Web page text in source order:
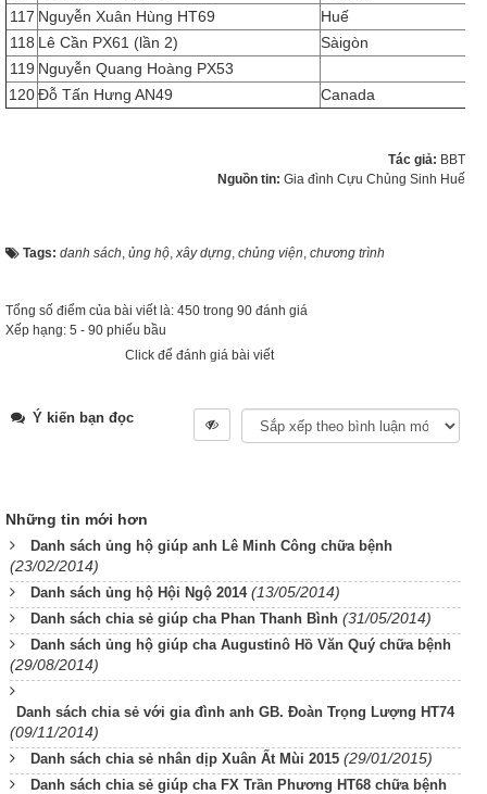
117 Nguyễn Xuân Hùng HT69
Huế
118 Lê Cần PX61 (lần 2)
Sàigòn
119 Nguyễn Quang Hoàng PX53
120Đỗ Tấn Hưng AN49 Canada
Tác giả: BBT
Nguồn tin: Gia đình Cựu Chủng Sinh Huế
Tags: danh sách, ủng hộ,xây dựng, chủng viện, chương trình
Tổng số điểm của bài viết là: 450 trong 90 đánh giá
Xếp hạng: 5 - 90 phiếu bầu
Click để đánh giá bài viết
Ý kiến bạn đọc
Những tin mới hơn
Danh sách ủng hộ giúp anh Lê Minh Công chữa bệnh
(23/02/2014)
Danh sách ủng hộ Hội Ngộ 2014 (13/05/2014)
Danh sách chia sẻ giúp cha Phan Thanh Bình (31/05/2014)
Danh sách ủng hộ giúp cha Augustinô Hồ Văn Quý chữa bệnh
(29/08/2014)
Danh sách chia sẻ với gia đình anh GB. Đoàn Trọng Lượng HT74
(09/11/2014)
Danh sách chia sẻ nhân dịp Xuân Ất Mùi 2015 (29/01/2015)
Danh sách chia sẻ giúp cha FX Trần Phương HT68 chữa bệnh